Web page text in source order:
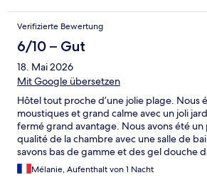
Verifizierte Bewertung
6/10 – Gut
18. Mai 2026
Mit Google übersetzen
Hôtel tout proche d’une jolie plage. Nous
moustiques et grand calme avec un joli
fermé grand avantage. Nous avons été un
qualité de la chambre avec une salle de
savons bas de gamme et des gel douche
plastique, cependant propreté parfaite !
même lignée bas de gamme, tout était
Mélanie, Aufenthalt von 1 Nacht